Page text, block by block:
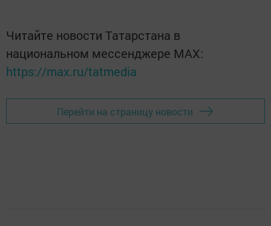
Читайте новости Татарстана в
национальном мессенджере MАХ:
https://max.ru/tatmedia
Перейти на страницу новости